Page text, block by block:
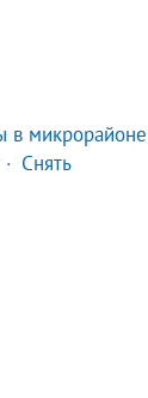
в микрорайоне
Снять